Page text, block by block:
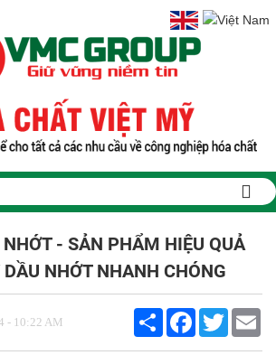
- SẢN PHẨM HIỆU QUẢ
DẦU NHỚT NHANH CHÓNG
- 10:22 AM
Share FacebookTwitter